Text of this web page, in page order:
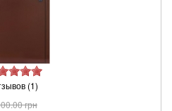
(1)
грн